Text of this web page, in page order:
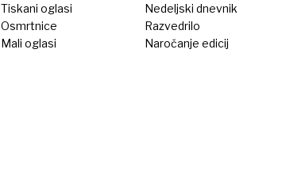
Tiskani oglasi
Osmrtnice
Mali oglasi
Nedeljski dnevnik
Razvedrilo
Naročanje edicij